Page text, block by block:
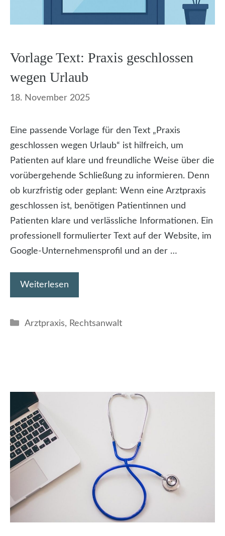
Vorlage Text: Praxis geschlossen
wegen Urlaub
18. November 2025
Eine passende Vorlage für den Text „Praxis
geschlossen wegen Urlaub“ ist hilfreich, um
Patienten auf klare und freundliche Weise über die
vorübergehende Schließung zu informieren. Denn
ob kurzfristig oder geplant: Wenn eine Arztpraxis
geschlossen ist, benötigen Patientinnen und
Patienten klare und verlässliche Informationen. Ein
professionell formulierter Text auf der Website, im
Google-Unternehmensprofil und an der …
Weiterlesen
Kategorien
Arztpraxis, Rechtsanwalt